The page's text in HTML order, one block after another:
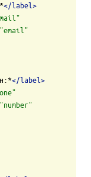
</label >
"email"
</label >
"number"